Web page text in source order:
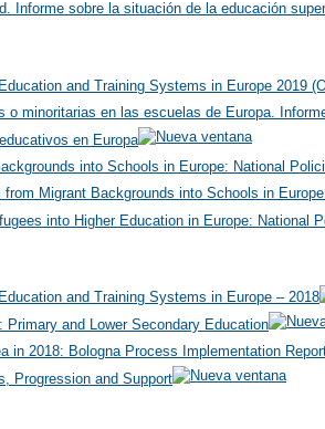
Informe sobre la situación de la educación
and Training Systems in Europe 2019
o minoritarias en las escuelas de Europa.
en Europa
into Schools in Europe: National
Migrant Backgrounds into Schools in
into Higher Education in Europe: National
and Training Systems in Europe – 2018
and Lower Secondary Education
in 2018: Bologna Process Implementation
Progression and Support